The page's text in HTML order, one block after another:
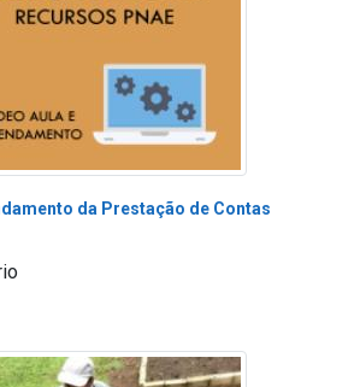
da Prestação de Contas